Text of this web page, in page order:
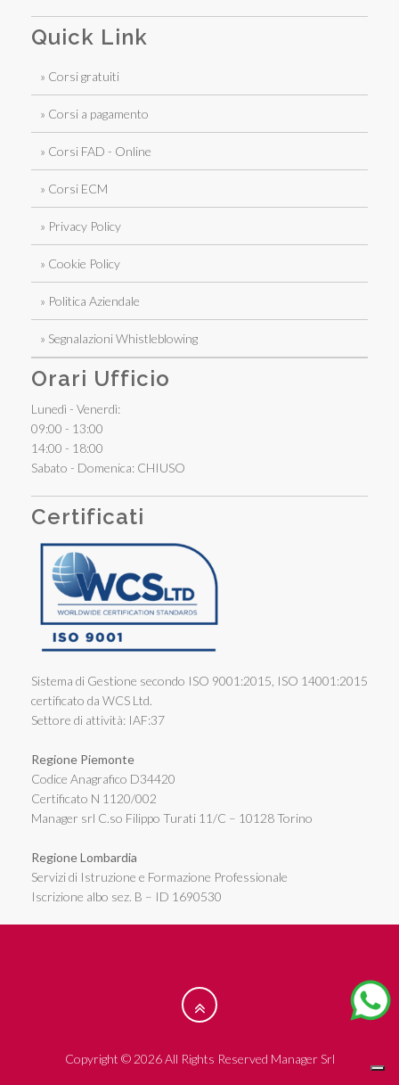
Quick Link
» Corsi gratuiti
» Corsi a pagamento
» Corsi FAD - Online
» Corsi ECM
» Privacy Policy
» Cookie Policy
» Politica Aziendale
» Segnalazioni Whistleblowing
Orari Ufficio
Lunedì - Venerdì:
09:00 - 13:00
14:00 - 18:00
Sabato - Domenica: CHIUSO
Certificati
Sistema di Gestione secondo ISO 9001:2015, ISO 14001:2015
certificato da WCS Ltd.
Settore di attività: IAF:37
Regione Piemonte
Codice Anagrafico D34420
Certificato N 1120/002
Manager srl C.so Filippo Turati 11/C – 10128 Torino
Regione Lombardia
Servizi di Istruzione e Formazione Professionale
Iscrizione albo sez. B – ID 1690530
Copyright © 2026 All Rights Reserved Manager Srl